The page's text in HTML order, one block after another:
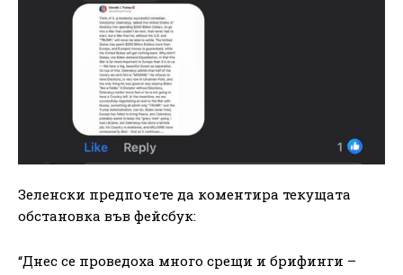
Зеленски предпочете да коментира текущата
обстановка във фейсбук:
“Днес се проведоха много срещи и брифинги –